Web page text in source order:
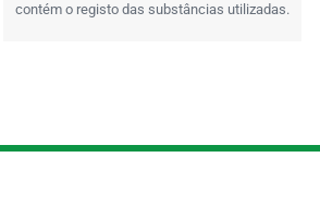
contém o registo das substâncias utilizadas.